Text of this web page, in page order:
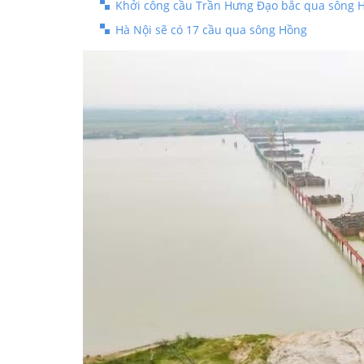
Khởi công cầu Trần Hưng Đạo bắc qua sông
Hà Nội sẽ có 17 cầu qua sông Hồng